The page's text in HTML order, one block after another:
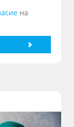
на